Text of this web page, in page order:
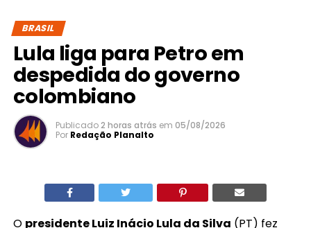
BRASIL
Lula liga para Petro em
despedida do governo
colombiano
Publicado2 horas atrás em 05/08/2026
Por Redação Planalto
O presidente Luiz Inácio Lula da Silva (PT) fez